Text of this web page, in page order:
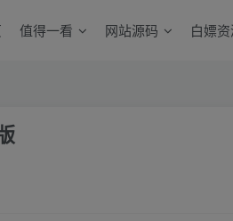
值得一看 网站源码 白嫖